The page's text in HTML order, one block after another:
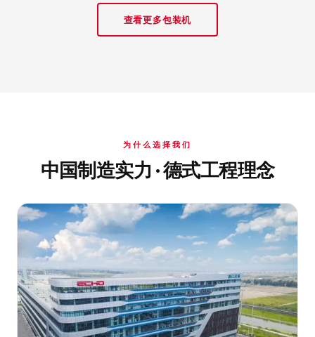
查看更多包装机
为什么选择我们
中国制造实力 · 德式工程理念